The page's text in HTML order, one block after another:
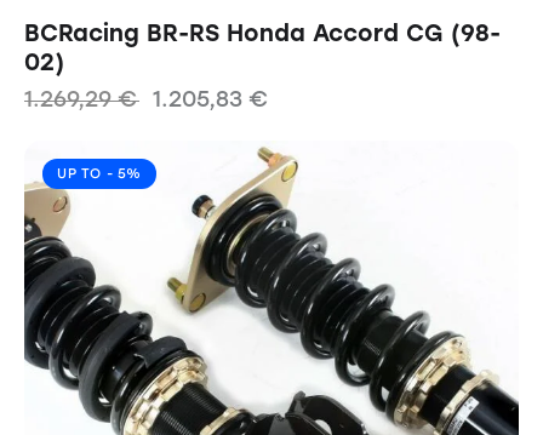
BCRacing BR-RS Honda Accord CG (98-
02)
1.269,29€ 1.205,83 €
UP TO - 5%